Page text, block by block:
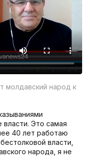
молдавский народ к
власти. Это самая
40 лет работаю
власти,
народа, я не